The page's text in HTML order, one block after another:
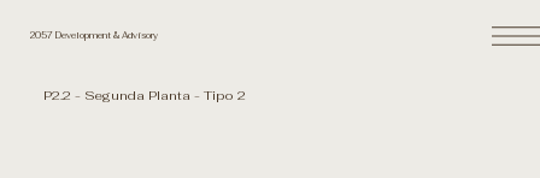
2057 Development & Advisory
P2.2 - Segunda Planta - Tipo 2